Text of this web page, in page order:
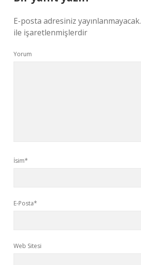
E-posta adresiniz yayınlanmayacak.
ile işaretlenmişlerdir
Yorum
İsim*
E-Posta*
Web Sitesi